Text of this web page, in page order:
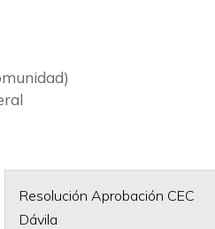
Resolución Aprobación CEC
Dávila